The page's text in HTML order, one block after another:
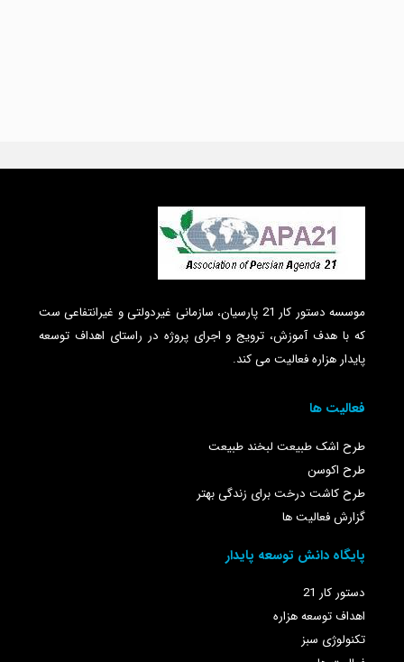
موسسه دستور کار 21 پارسیان، سازمانی غیردولتی و غیرانتفاعی ست
که با هدف آموزش، ترویج و اجرای پروژه در راستای اهداف توسعه
پایدار هزاره فعالیت می کند.
فعالیت ها
طرح اشک طبیعت لبخند طبیعت
طرح اکوسن
طرح کاشت درخت برای زندگی بهتر
گزارش فعالیت ها
پایگاه دانش توسعه پایدار
دستور کار 21
اهداف توسعه هزاره
تکنولوژی سبز